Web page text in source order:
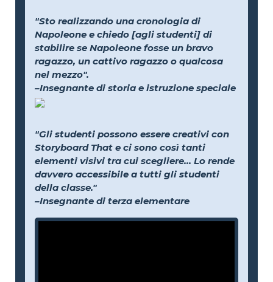
"Sto realizzando una cronologia di
Napoleone e chiedo [agli studenti] di
stabilire se Napoleone fosse un bravo
ragazzo, un cattivo ragazzo o qualcosa
nel mezzo".
–Insegnante di storia e istruzione speciale
"Gli studenti possono essere creativi con
Storyboard That e ci sono così tanti
elementi visivi tra cui scegliere... Lo rende
davvero accessibile a tutti gli studenti
della classe."
–Insegnante di terza elementare